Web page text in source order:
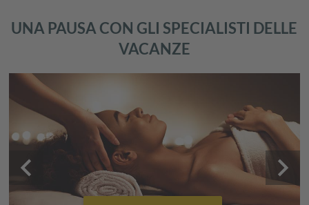
UNA PAUSA CON GLI SPECIALISTI DELLE
VACANZE
keyboard_arrow_left keyboard_arrow_right